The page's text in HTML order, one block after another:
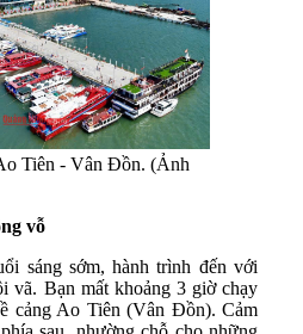
Tiên - Vân Đồn. (Ảnh
vỗ
sáng sớm, hành trình đến với
vã. Bạn mất khoảng 3 giờ chạy
cảng Ao Tiên (Vân Đồn). Cảm